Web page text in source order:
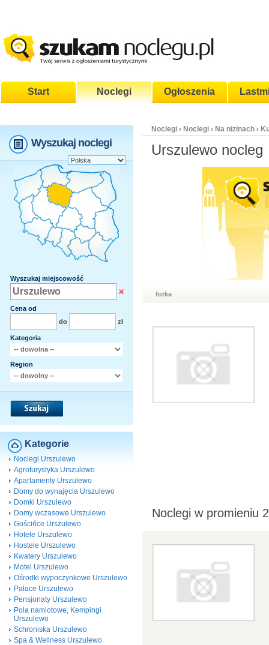
Start Noclegi Ogłoszenia
Wyszukaj noclegi
Wyszukaj miejscowość
Cena od
do
zł
Kategoria
Region
Kategorie
Noclegi Urszulewo
Agroturystyka Urszulewo
Apartamenty Urszulewo
Domy do wynajęcia Urszulewo
Domki Urszulewo
Domy wczasowe Urszulewo
Gościńce Urszulewo
Hotele Urszulewo
Hostele Urszulewo
Kwatery Urszulewo
Motel Urszulewo
Ośrodki wypoczynkowe Urszulewo
Pałace Urszulewo
Pensjonaty Urszulewo
Pola namiotowe, Kempingi
Urszulewo
Schroniska Urszulewo
Spa & Wellness Urszulewo
Noclegi › Noclegi › Na nizinach ›
Urszulewo nocleg
fotka
Noclegi w promieniu